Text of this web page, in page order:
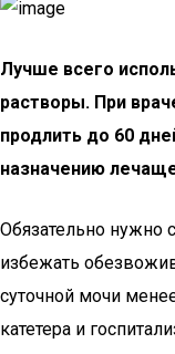
Лучше всего
растворы. При
продлить до 60
назначению
Обязательно нужно
избежать
суточной мочи
катетера и